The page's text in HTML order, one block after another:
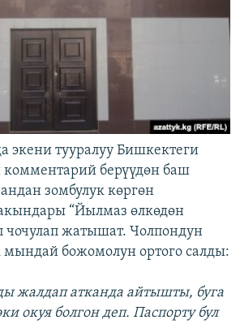
экени тууралуу Бишкектеги
комментарий берүүдөн баш
зомбулук көргөн
“Йылмаз өлкөдөн
чочулап жатышат. Чолпондун
мындай божомолун ортого салды:
жалдап атканда айтышты, буга
окуя болгон деп. Паспорту бул